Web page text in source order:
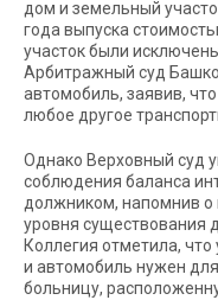
дом и земельный
года выпуска
участок были
Арбитражный суд
автомобиль, заявив,
любое другое
Однако Верховный суд
соблюдения баланса
должником, напомнив о
уровня существования
Коллегия отметила,
и автомобиль нужен
больницу,